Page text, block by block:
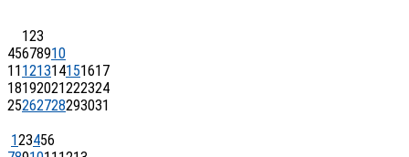
123
45678910
11 121314151617
18192021222324
25262728293031
123456